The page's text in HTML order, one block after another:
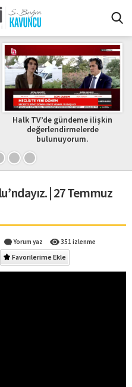
Halk TV’de gündeme ilişkin
değerlendirmelerde
bulunuyorum.
| 27 Temmuz
Yorum yaz 351 izlenme
Favorilerime Ekle